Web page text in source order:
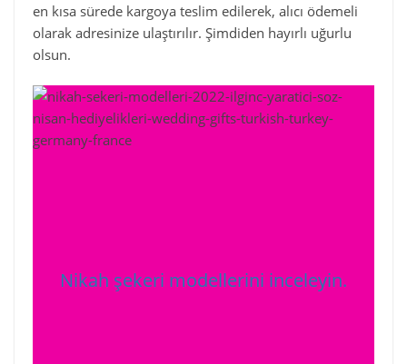
en kısa sürede kargoya teslim edilerek, alıcı ödemeli
olarak adresinize ulaştırılır. Şimdiden hayırlı uğurlu
olsun.
Nikah şekeri modellerini inceleyin.